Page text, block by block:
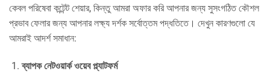
কেবল পরিষেবা কন্টেন্ট শেয়ার, কিন্তু আমরা অফার করি আপনার জন্য সুসংগঠিত কৌশল
প্রভাব ফেলার জন্য আপনার লক্ষ্য দর্শক সর্বোত্তম পদ্ধতিতে। দেখুন কারণগুলো যে
আমরাই আদর্শ সমাধান:
ব্যাপক নেটওয়ার্ক ওয়েব প্ল্যাটফর্ম